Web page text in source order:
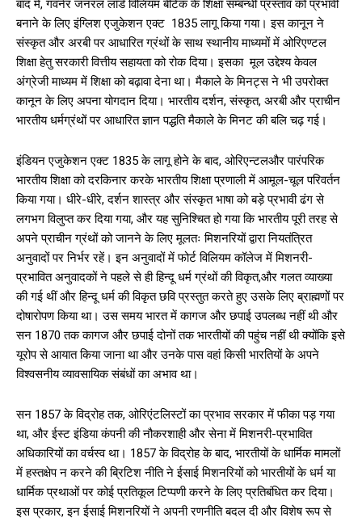
बाद में, गवर्नर जनरल लॉर्ड विलियम बेंटिक के शिक्षा सम्बन्धी प्रस्ताव को प्रभावी
बनाने के लिए इंग्लिश एजुकेशन एक्ट 1835 लागू किया गया। इस कानून ने
संस्कृत और अरबी पर आधारित ग्रंथों के साथ स्थानीय माध्यमों में ओरिएण्टल
शिक्षा हेतु सरकारी वित्तीय सहायता को रोक दिया। इसका मूल उद्देश्य केवल
अंग्रेजी माध्यम में शिक्षा को बढ़ावा देना था। मैकाले के मिनट्स ने भी उपरोक्त
कानून के लिए अपना योगदान दिया। भारतीय दर्शन, संस्कृत, अरबी और प्राचीन
भारतीय धर्मग्रंथों पर आधारित ज्ञान पद्धति मैकाले के मिनट की बलि चढ़ गई।
इंडियन एजुकेशन एक्ट 1835 के लागू होने के बाद, ओरिएन्टलऔर पारंपरिक
भारतीय शिक्षा को दरकिनार करके भारतीय शिक्षा प्रणाली में आमूल-चूल परिवर्तन
किया गया। धीरे-धीरे, दर्शन शास्त्र और संस्कृत भाषा को बड़े प्रभावी ढंग से
लगभग विलुप्त कर दिया गया, और यह सुनिश्चित हो गया कि भारतीय पूरी तरह से
अपने प्राचीन ग्रंथों को जानने के लिए मूलतः मिशनरियों द्वारा नियतंत्रित
अनुवादों पर निर्भर रहें। इन अनुवादों में फोर्ट विलियम कॉलेज में मिशनरी-
प्रभावित अनुवादकों ने पहले से ही हिन्दू धर्म ग्रंथों की विकृत,और गलत व्याख्या
की गई थीं और हिन्दू धर्म की विकृत छवि प्रस्तुत करते हुए उसके लिए ब्राह्मणों पर
दोषारोपण किया था। उस समय भारत में कागज और छपाई उपलब्ध नहीं थी और
सन 1870 तक कागज और छपाई दोनों तक भारतीयों की पहुंच नहीं थी क्योंकि इसे
यूरोप से आयात किया जाना था और उनके पास वहां किसी भारतियों के अपने
विश्वसनीय व्यावसायिक संबंधों का अभाव था।
सन 1857 के विद्रोह तक, ओरिएंटलिस्टों का प्रभाव सरकार में फीका पड़ गया
था, और ईस्ट इंडिया कंपनी की नौकरशाही और सेना में मिशनरी-प्रभावित
अधिकारियों का वर्चस्व था। 1857 के विद्रोह के बाद, भारतीयों के धार्मिक मामलों
में हस्तक्षेप न करने की ब्रिटिश नीति ने ईसाई मिशनरियों को भारतीयों के धर्म या
धार्मिक प्रथाओं पर कोई प्रतिकूल टिप्पणी करने के लिए प्रतिबंधित कर दिया।
इस प्रकार, इन ईसाई मिशनरियों ने अपनी रणनीति बदल दी और विशेष रूप से